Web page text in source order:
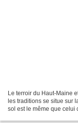
Le terroir du Haut-Maine
les traditions se situe sur
sol est le même que celui